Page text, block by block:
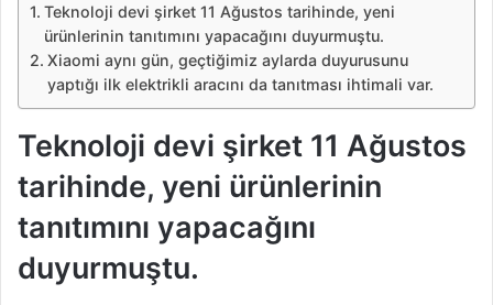
Teknoloji devi şirket 11 Ağustos tarihinde, yeni
ürünlerinin tanıtımını yapacağını duyurmuştu.
Xiaomi aynı gün, geçtiğimiz aylarda duyurusunu
yaptığı ilk elektrikli aracını da tanıtması ihtimali var.
Teknoloji devi şirket 11 Ağustos
tarihinde, yeni ürünlerinin
tanıtımını yapacağını
duyurmuştu.